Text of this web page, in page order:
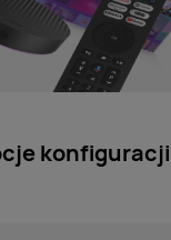
konfiguracji